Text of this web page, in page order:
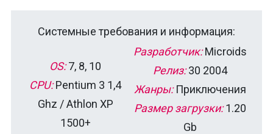
Системные требования и информация:
OS:7, 8, 10
CPU:Pentium 3 1,4
Ghz / Athlon ХР
1500+
Разработчик:Microids
Релиз:30 2004
Жанры:Приключения
Размер загрузки:1.20
Gb